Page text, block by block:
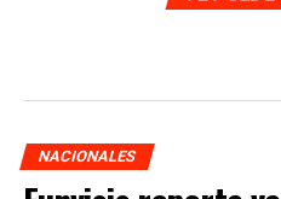
NACIONALES